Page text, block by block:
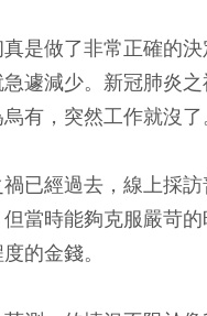
是做了非常正確的決
遽減少。新冠肺炎
有，突然工作就沒了
已經過去，線上採
當時能夠克服嚴苛
的金錢。